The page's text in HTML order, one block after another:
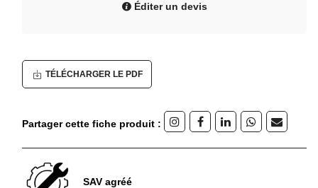
Éditer un devis
TÉLÉCHARGER LE PDF
Partager cette fiche produit :
SAV agréé